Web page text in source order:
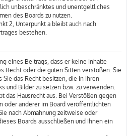
unbeschränktes und unentgeltliches
des Boards zu nutzen.
2, Unterpunkt a bleibt auch nach
bestehen.
eines Beitrags, dass er keine Inhalte
Recht oder die guten Sitten verstoßen. Sie
Sie das Recht besitzen, die in Ihren
und Bilder zu setzen bzw. zu verwenden.
das Hausrecht aus. Bei Verstößen gegen
oder anderer im Board veröffentlichten
nach Abmahnung zeitweise oder
Boards ausschließen und Ihnen ein